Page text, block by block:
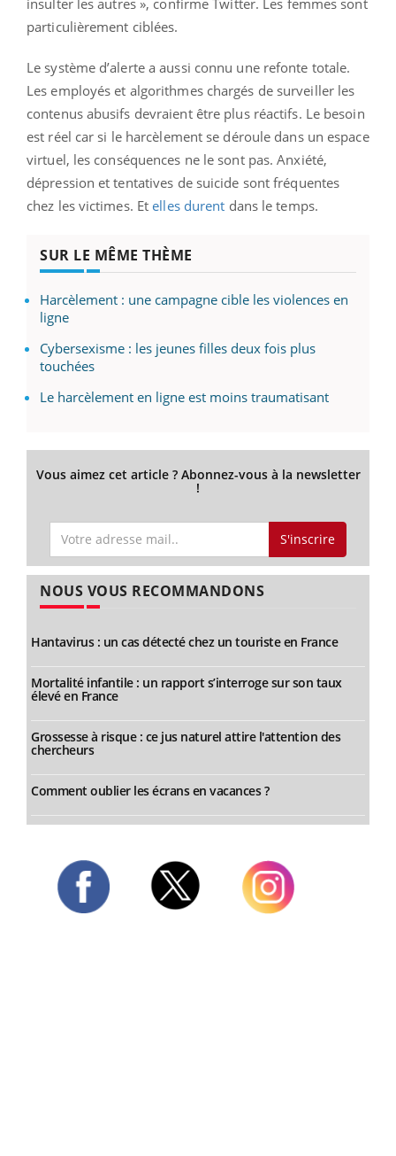
particulièrement ciblées.
Le système d’alerte a aussi connu une refonte totale.
Les employés et algorithmes chargés de surveiller les
contenus abusifs devraient être plus réactifs. Le besoin
est réel car si le harcèlement se déroule dans un espace
virtuel, les conséquences ne le sont pas. Anxiété,
dépression et tentatives de suicide sont fréquentes
chez les victimes. Etelles durent dans le temps.
SUR LE MÊME THÈME
Harcèlement : une campagne cible les violences en
ligne
Cybersexisme : les jeunes filles deux fois plus
touchées
Le harcèlement en ligne est moins traumatisant
Vous aimez cet article ? Abonnez-vous à la newsletter
!
S'inscrire
NOUS VOUS RECOMMANDONS
Hantavirus : un cas détecté chez un touriste en France
Mortalité infantile : un rapport s’interroge sur son taux
élevé en France
Grossesse à risque : ce jus naturel attire l'attention des
chercheurs
Comment oublier les écrans en vacances ?